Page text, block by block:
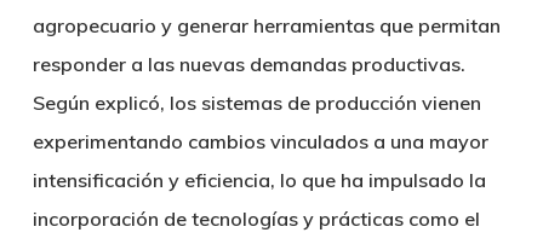
agropecuario y generar herramientas que permitan
responder a las nuevas demandas productivas.
Según explicó, los sistemas de producción vienen
experimentando cambios vinculados a una mayor
intensificación y eficiencia, lo que ha impulsado la
incorporación de tecnologías y prácticas como el